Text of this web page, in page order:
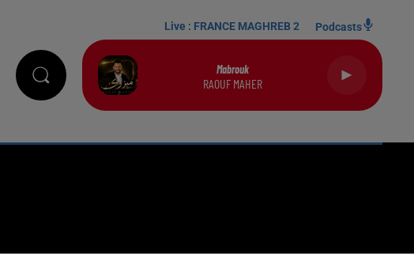
Live : FRANCE MAGHREB 2 Podcasts
Mabrouk
RAOUF MAHER